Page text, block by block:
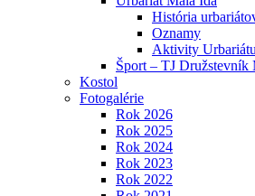
História
Oznamy
Aktivity Urbariátu
Šport – TJ Družstevník
Kostol
Fotogalérie
Rok 2026
Rok 2025
Rok 2024
Rok 2023
Rok 2022